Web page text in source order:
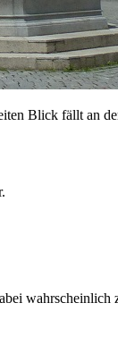
Blick fällt an